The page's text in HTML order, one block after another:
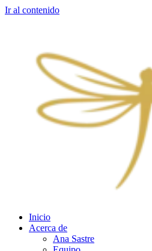
Ir al contenido
Inicio
Acerca de
Ana Sastre